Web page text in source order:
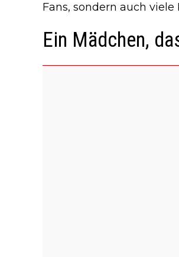
Fans, sondern auch
Ein Mädchen,